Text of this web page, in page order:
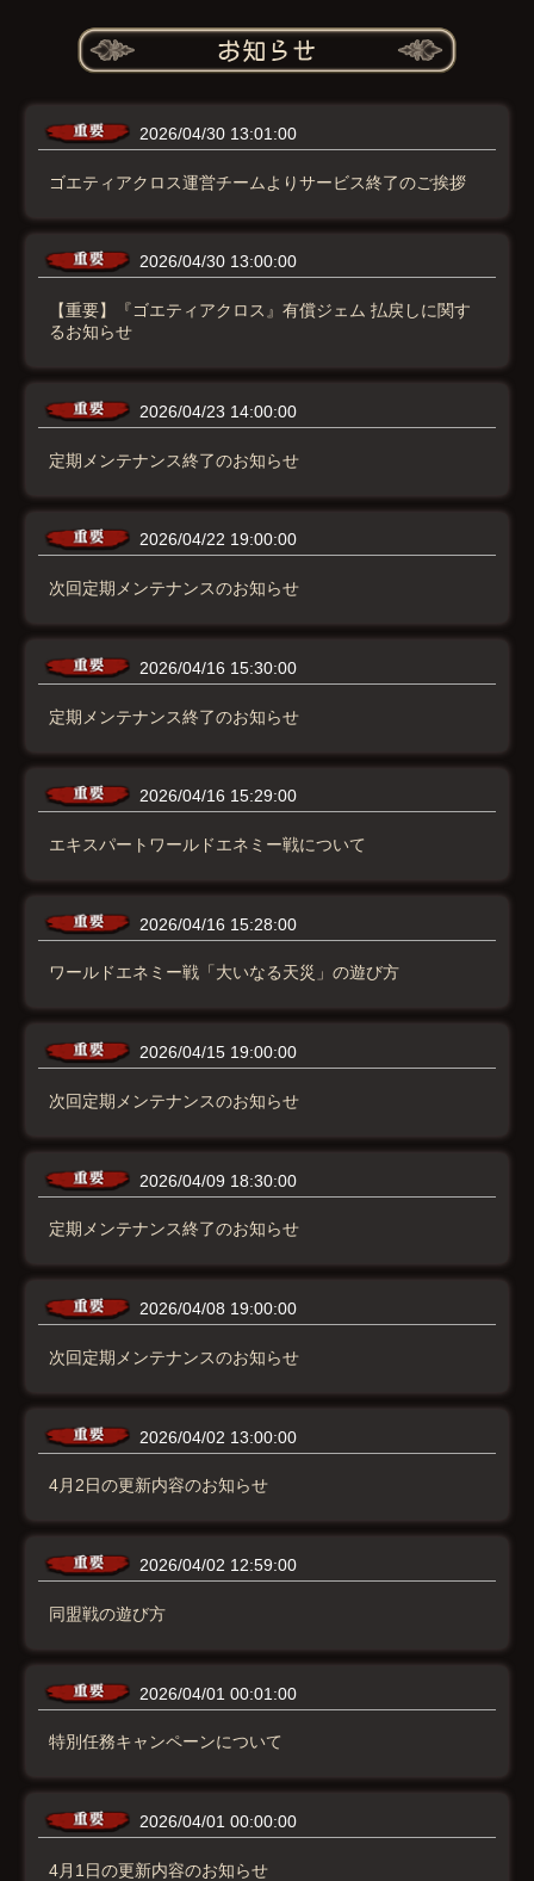
2026/04/30 13:01:00
ゴエティアクロス運営チームよりサービス終了のご挨拶
2026/04/30 13:00:00
【重要】『ゴエティアクロス』有償ジェム 払戻しに関す
るお知らせ
2026/04/23 14:00:00
定期メンテナンス終了のお知らせ
2026/04/22 19:00:00
次回定期メンテナンスのお知らせ
2026/04/16 15:30:00
定期メンテナンス終了のお知らせ
2026/04/16 15:29:00
エキスパートワールドエネミー戦について
2026/04/16 15:28:00
ワールドエネミー戦「大いなる天災」の遊び方
2026/04/15 19:00:00
次回定期メンテナンスのお知らせ
2026/04/09 18:30:00
定期メンテナンス終了のお知らせ
2026/04/08 19:00:00
次回定期メンテナンスのお知らせ
2026/04/02 13:00:00
4月2日の更新内容のお知らせ
2026/04/02 12:59:00
同盟戦の遊び方
2026/04/01 00:01:00
特別任務キャンペーンについて
2026/04/01 00:00:00
4月1日の更新内容のお知らせ